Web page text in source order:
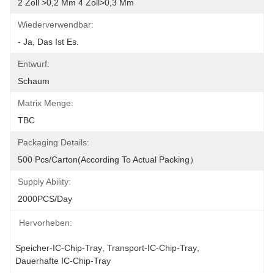
2 Zoll >0,2 Mm 4 Zoll>0,3 Mm
Wiederverwendbar:
- Ja, Das Ist Es.
Entwurf:
Schaum
Matrix Menge:
TBC
Packaging Details:
500 Pcs/carton(According To Actual Packing）
Supply Ability:
2000PCS/Day
Hervorheben:
Speicher-IC-Chip-Tray Transport-IC-Chip-Tray
Dauerhafte IC-Chip-Tray